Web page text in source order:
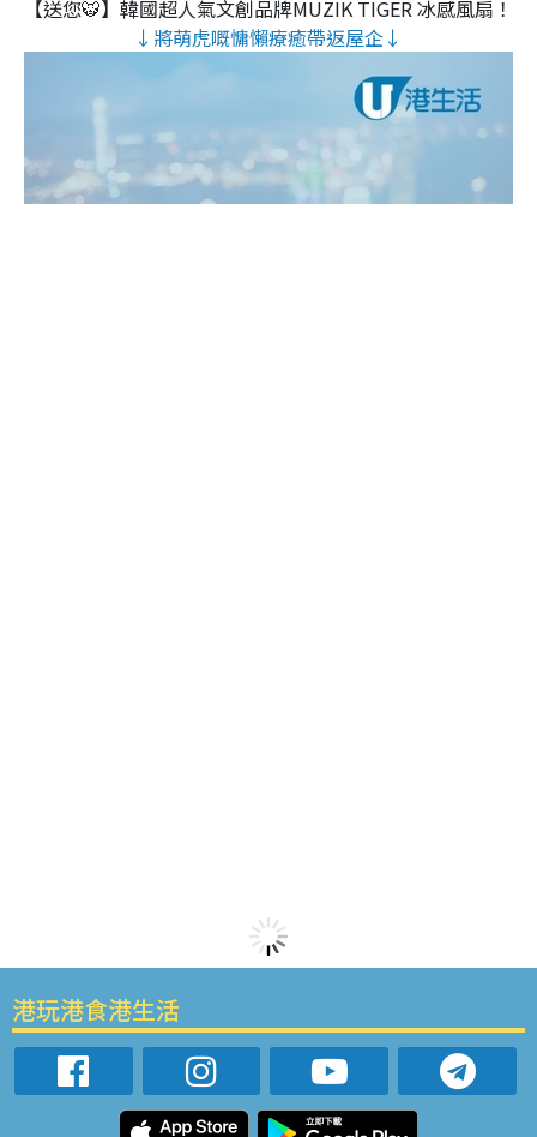
【送您🐯】韓國超人氣文創品牌MUZIK TIGER 冰感風扇！
↓將萌虎嘅慵懶療癒帶返屋企↓
港玩港食港生活